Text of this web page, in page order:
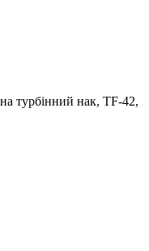
турбінний нак, TF-42,